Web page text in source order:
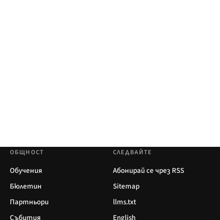
ОБЩНОСТ
Обучения
Бюлетин
Партньори
СЛЕДВАЙТЕ
Абонирай се чрез RSS
Sitemap
llms.txt